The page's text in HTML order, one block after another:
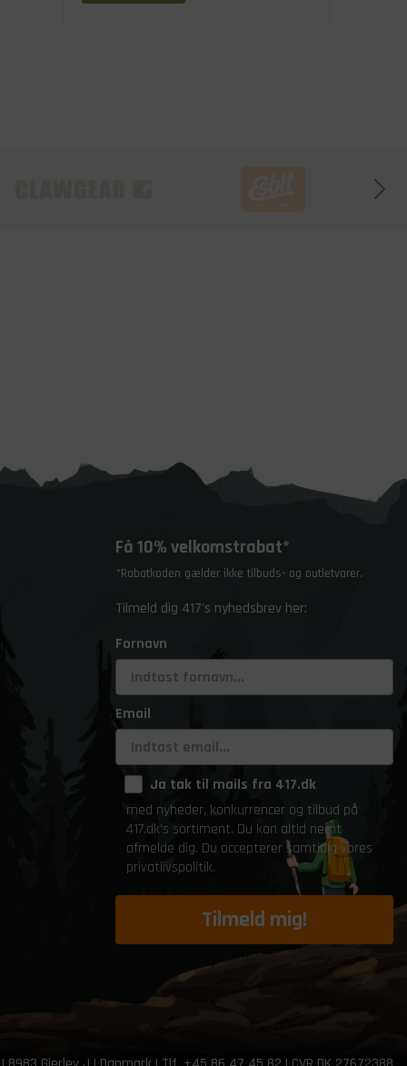
Få 10% velkomstrabat*
*Rabatkoden gælder ikke tilbuds- og outletvarer.
Tilmeld dig 417's nyhedsbrev her:
Fornavn
Email
Ja tak til mails fra 417.dk
med nyheder, konkurrencer og tilbud på
417.dk's sortiment. Du kan altid nemt
afmelde dig. Du accepterer samtidig vores
privatlivspolitik.
Tilmeld mig!